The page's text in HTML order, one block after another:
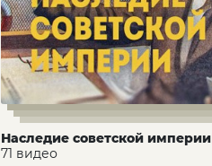
Наследие советской империи
71 видео